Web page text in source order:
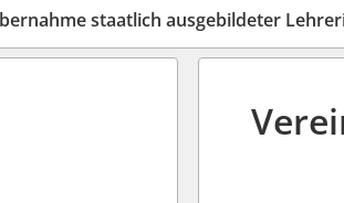
staatlich ausgebildeter Lehrerinnen etc. in den